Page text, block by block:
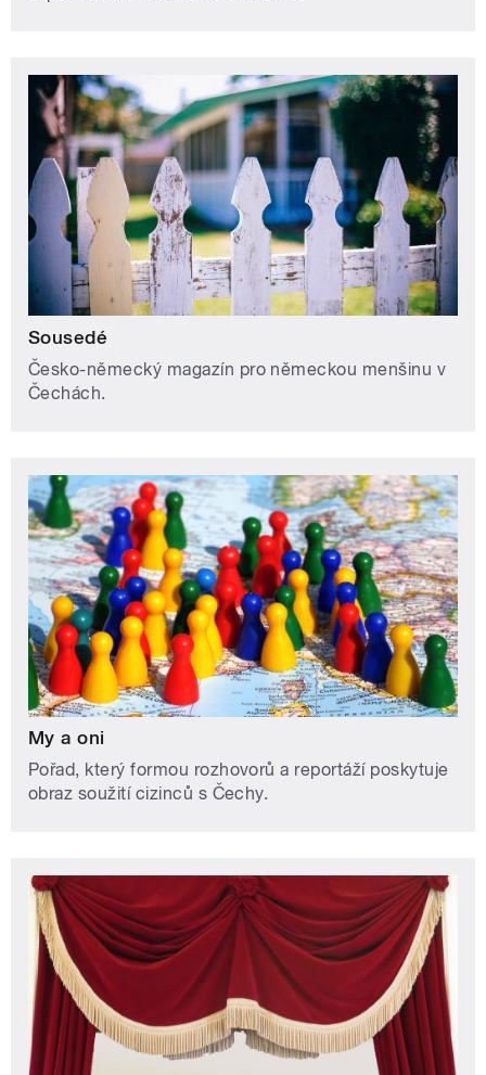
Sousedé
Česko-německý magazín pro německou menšinu v
Čechách.
My a oni
Pořad, který formou rozhovorů a reportáží poskytuje
obraz soužití cizinců s Čechy.